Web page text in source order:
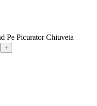
Pe Picurator Chiuveta